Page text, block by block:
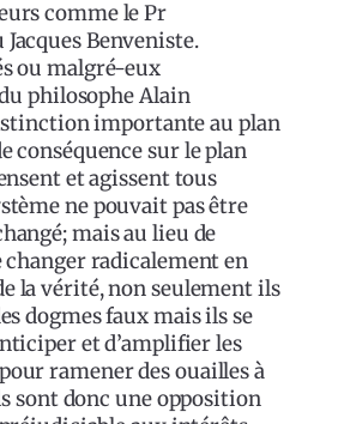
comme le Pr
Benveniste.
ou malgré-eux
philosophe Alain
importante au plan
conséquence sur le plan
et agissent tous
ne pouvait pas être
mais au lieu de
changer radicalement en
la vérité, non seulement ils
dogmes faux mais ils se
et d’amplifier les
ramener des ouailles à
sont donc une opposition